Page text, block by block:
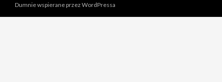
Dumnie wspierane przez WordPressa